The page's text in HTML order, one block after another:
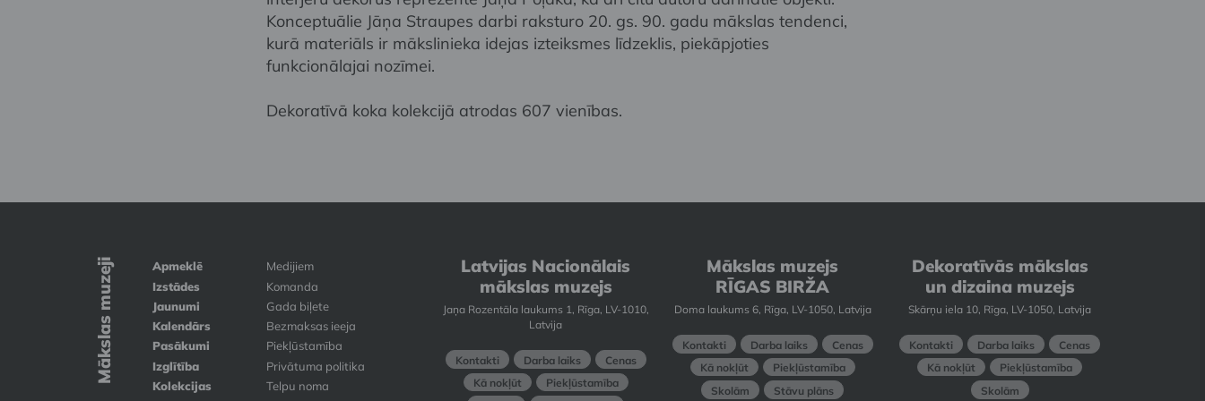
Konceptuālie Jāņa Straupes darbi raksturo 20. gs. 90. gadu mākslas tendenci,
kurā materiāls ir mākslinieka idejas izteiksmes līdzeklis, piekāpjoties
funkcionālajai nozīmei.
Dekoratīvā koka kolekcijā atrodas 607 vienības.
Mākslas muzeji
Apmeklē
Izstādes
Jaunumi
Kalendārs
Pasākumi
Izglītība
Kolekcijas
Medijiem
Komanda
Gada biļete
Bezmaksas ieeja
Piekļūstamība
Privātuma politika
Telpu noma
Latvijas Nacionālais
mākslas muzejs
Jaņa Rozentāla laukums 1, Rīga, LV-1010,
Latvija
Kontakti Darba laiks
Cenas
Kā nokļūt
Piekļūstamība
Mākslas muzejs
RĪGAS BIRŽA
Doma laukums 6, Rīga, LV-1050, Latvija
Kontakti Darba laiks
Cenas
Kā nokļūt
Piekļūstamība
Skolām
Stāvu plāns
Dekoratīvās mākslas
un dizaina muzejs
Skārņu iela 10, Rīga, LV-1050, Latvija
Kontakti Darba laiks
Cenas
Kā nokļūt
Piekļūstamība
Skolām